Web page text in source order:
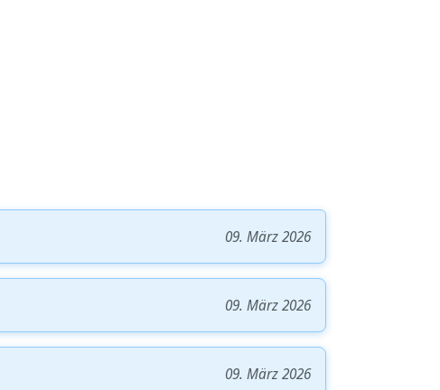
09. März 2026
09. März 2026
09. März 2026